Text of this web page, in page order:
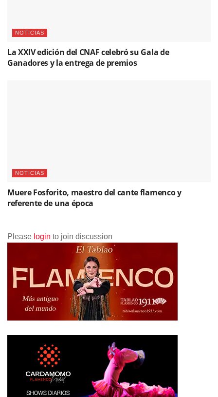
NOTICIAS
La XXIV edición del CNAF celebró su Gala de
Ganadores y la entrega de premios
NOTICIAS
Muere Fosforito, maestro del cante flamenco y
referente de una época
Please login to join discussion